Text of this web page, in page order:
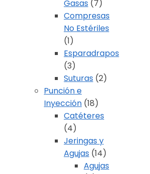
Gasas (7)
Compresas
No Estériles
(1)
Esparadrapos
(3)
Suturas (2)
Punción e
Inyección (18)
Catéteres
(4)
Jeringas y
Agujas (14)
Agujas